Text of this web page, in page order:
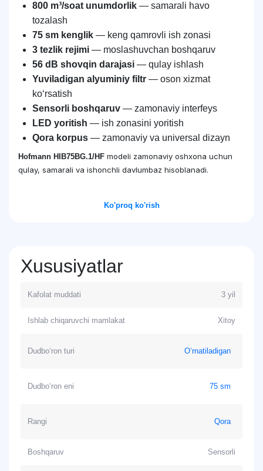
800 m³/soat unumdorlik — samarali havo
tozalash
75 sm kenglik — keng qamrovli ish zonasi
3 tezlik rejimi — moslashuvchan boshqaruv
56 dB shovqin darajasi — qulay ishlash
Yuviladigan alyuminiy filtr — oson xizmat
ko‘rsatish
Sensorli boshqaruv — zamonaviy interfeys
LED yoritish — ish zonasini yoritish
Qora korpus — zamonaviy va universal dizayn
Hofmann HIB75BG.1/HF modeli zamonaviy oshxona uchun
qulay, samarali va ishonchli davlumbaz hisoblanadi.
Ko'proq ko'rish
Xususiyatlar
Kafolat muddati 3 yil
Ishlab chiqaruvchi mamlakat Xitoy
Dudbo‘ron turi O‘rnatiladigan
Dudbo‘ron eni 75 sm
Rangi Qora
Boshqaruv Sensorli